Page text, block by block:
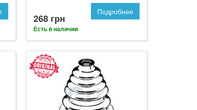
268 грн
Есть в наличии
Подробнее